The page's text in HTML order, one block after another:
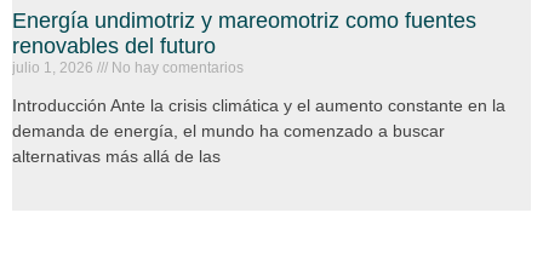
Energía undimotriz y mareomotriz como fuentes
renovables del futuro
julio 1, 2026 No hay comentarios
Introducción Ante la crisis climática y el aumento constante en la
demanda de energía, el mundo ha comenzado a buscar
alternativas más allá de las